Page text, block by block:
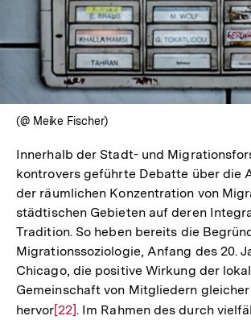
(@ Meike Fischer)
Innerhalb der Stadt- und
kontrovers geführte Debatte über die
der räumlichen Konzentration von
städtischen Gebieten auf deren
Tradition. So heben bereits die
Migrationssoziologie, Anfang des 20.
Chicago, die positive Wirkung der
Gemeinschaft von Mitgliedern
hervorZur
[22]. Im Rahmen des durch